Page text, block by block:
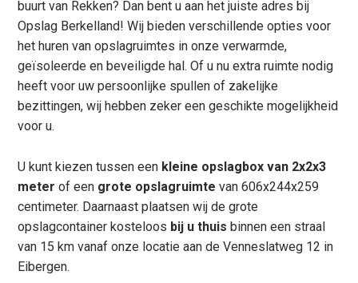
buurt van Rekken? Dan bent u aan het juiste adres bij
Opslag Berkelland! Wij bieden verschillende opties voor
het huren van opslagruimtes in onze verwarmde,
geïsoleerde en beveiligde hal. Of u nu extra ruimte nodig
heeft voor uw persoonlijke spullen of zakelijke
bezittingen, wij hebben zeker een geschikte mogelijkheid
voor u.
U kunt kiezen tussen een kleine opslagbox van 2x2x3
meter of een grote opslagruimte van 606x244x259
centimeter. Daarnaast plaatsen wij de grote
opslagcontainer kosteloos bij u thuis binnen een straal
van 15 km vanaf onze locatie aan de Venneslatweg 12 in
Eibergen.